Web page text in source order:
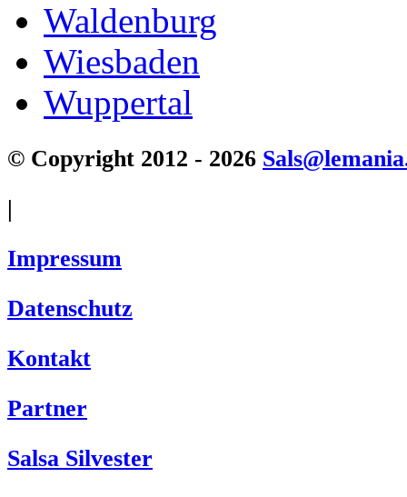
Waldenburg
Wiesbaden
Wuppertal
© Copyright 2012 - 2026
|
Impressum
Datenschutz
Kontakt
Partner
Salsa Silvester